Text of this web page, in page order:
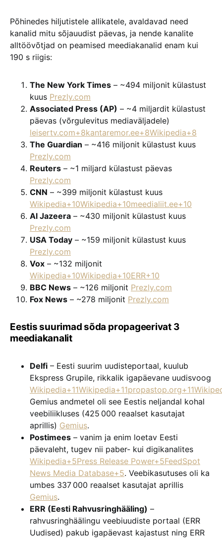
Põhinedes hiljutistele allikatele, avaldavad need
kanalid mitu sõjauudist päevas, ja nende kanalite
alltöövõtjad on peamised meediakanalid enam kui
190 s riigis:
The New York Times – ~494 miljonit külastust
kuus Prezly.com
Associated Press (AP) – ~4 miljardit külastust
päevas (võrgulevitus mediaväljadele)
leisertv.com+8kantaremor.ee+8Wikipedia+8
The Guardian – ~416 miljonit külastust kuus
Prezly.com
Reuters – ~1 miljard külastust päevas
Prezly.com
CNN – ~399 miljonit külastust kuus
Wikipedia+10Wikipedia+10meedialiit.ee+10
Al Jazeera – ~430 miljonit külastust kuus
Prezly.com
USA Today – ~159 miljonit külastust kuus
Prezly.com
Vox – ~132 miljonit
Wikipedia+10Wikipedia+10ERR+10
BBC News – ~126 miljonit Prezly.com
Fox News – ~278 miljonit Prezly.com
Eestis suurimad sõda propageerivat 3
meediakanalit
Delfi – Eesti suurim uudisteportaal, kuulub
Ekspress Grupile, rikkalik igapäevane uudisvoog
Wikipedia+11Wikipedia+11propastop.org+11
Gemius andmetel oli see Eestis neljandal kohal
veebiliikluses (425 000 reaalset kasutajat
aprillis) Gemius.
Postimees – vanim ja enim loetav Eesti
päevaleht, tugev nii paber- kui digikanalites
Wikipedia+5Press Release Power+5FeedSpot
News Media Database+5. Veebikasutuses oli ka
umbes 337 000 reaalset kasutajat aprillis
Gemius.
ERR (Eesti Rahvusringhääling) –
rahvusringhäälingu veebiuudiste portaal (ERR
Uudised) pakub igapäevast kajastust ning ERR